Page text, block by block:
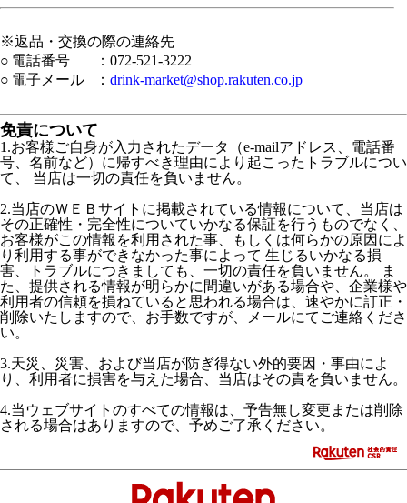
※返品・交換の際の連絡先
○ 電話番号
：072-521-3222
○ 電子メール ： drink-market@shop.rakuten.co.jp
免責について
1.お客様ご自身が入力されたデータ（e-mailアドレス、電話番
号、名前など）に帰すべき理由により起こったトラブルについ
て、 当店は一切の責任を負いません。
2.当店のＷＥＢサイトに掲載されている情報について、当店は
その正確性・完全性についていかなる保証を行うものでなく、
お客様がこの情報を利用された事、もしくは何らかの原因によ
り利用する事ができなかった事によって 生じるいかなる損
害、トラブルにつきましても、一切の責任を負いません。 ま
た、提供される情報が明らかに間違いがある場合や、企業様や
利用者の信頼を損ねていると思われる場合は、速やかに訂正・
削除いたしますので、お手数ですが、メールにてご連絡くださ
い。
3.天災、災害、および当店が防ぎ得ない外的要因・事由によ
り、利用者に損害を与えた場合、当店はその責を負いません。
4.当ウェブサイトのすべての情報は、予告無し変更または削除
される場合はありますので、予めご了承ください。